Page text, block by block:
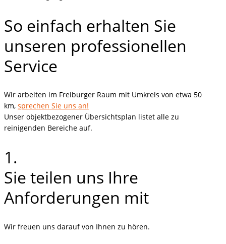
So einfach erhalten Sie
unseren professionellen
Service
Wir arbeiten im Freiburger Raum mit Umkreis von etwa 50
km, sprechen Sie uns an!
Unser objektbezogener Übersichtsplan listet alle zu
reinigenden Bereiche auf.
1.
Sie teilen uns Ihre
Anforderungen mit
Wir freuen uns darauf von Ihnen zu hören.